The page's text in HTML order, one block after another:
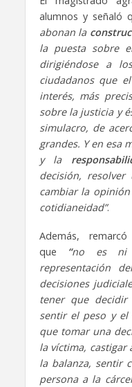
alumnos y señaló
abonan la
la puesta sobre
dirigiéndose a
ciudadanos que
interés, más
sobre la justicia y
simulacro, de
grandes. Y en esa
y la
decisión,
cambiar la
cotidianeidad”.
Además,
que “no es ni
representación
decisiones
tener que
sentir el peso y el
que tomar una
la víctima,
la balanza, sentir
persona a la